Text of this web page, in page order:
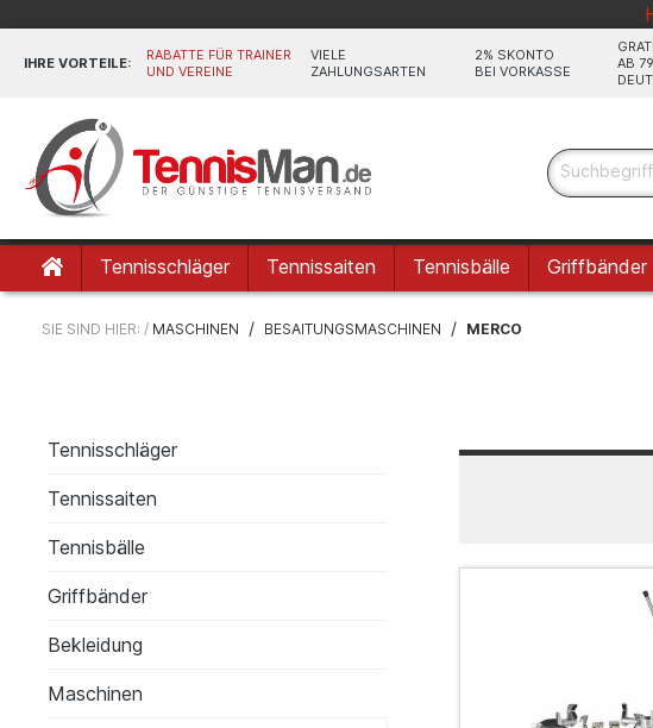
IHRE VORTEILE:
RABATTE FÜR TRAINER
UND VEREINE
VIELE
ZAHLUNGSARTEN
2% SKONTO
BEI VORKASSE
AB
Tennisschläger Tennissaiten Tennisbälle Griffbänder
SIE SIND HIER: / MASCHINEN / BESAITUNGSMASCHINEN / MERCO
Tennisschläger
Tennissaiten
Tennisbälle
Griffbänder
Bekleidung
Maschinen